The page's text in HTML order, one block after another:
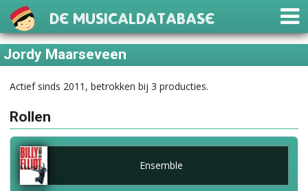
De Musicaldatabase
Jordy Maarseveen
Actief sinds 2011, betrokken bij 3 producties.
Rollen
Ensemble